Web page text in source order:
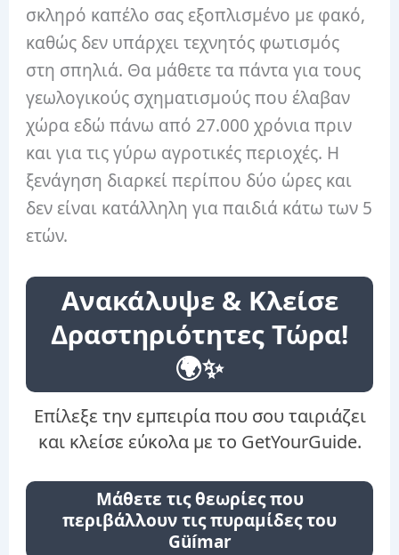
σκληρό καπέλο σας εξοπλισμένο με φακό,
καθώς δεν υπάρχει τεχνητός φωτισμός
στη σπηλιά. Θα μάθετε τα πάντα για τους
γεωλογικούς σχηματισμούς που έλαβαν
χώρα εδώ πάνω από 27.000 χρόνια πριν
και για τις γύρω αγροτικές περιοχές. Η
ξενάγηση διαρκεί περίπου δύο ώρες και
δεν είναι κατάλληλη για παιδιά κάτω των 5
ετών.
Ανακάλυψε & Κλείσε
Δραστηριότητες Τώρα!
🌍✨
Επίλεξε την εμπειρία που σου ταιριάζει
και κλείσε εύκολα με το GetYourGuide.
Μάθετε τις θεωρίες που
περιβάλλουν τις πυραμίδες του
Güímar